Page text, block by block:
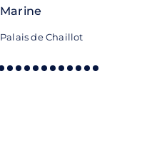
Marine
Palais de Chaillot